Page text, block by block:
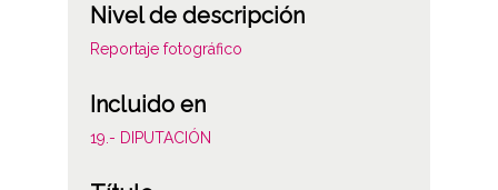
Nivel de descripción
Reportaje fotográfico
Incluido en
19.- DIPUTACIÓN